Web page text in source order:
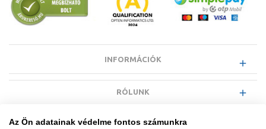
INFORMÁCIÓK
RÓLUNK
EGYÉB INFORMÁCIÓK
Az Ön adatainak védelme fontos számunkra